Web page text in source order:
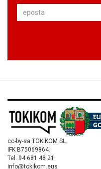
cc-by-sa TOKIKOM SL.
IFK B75069864.
Tel. 94 681 48 21
info@tokikom.eus